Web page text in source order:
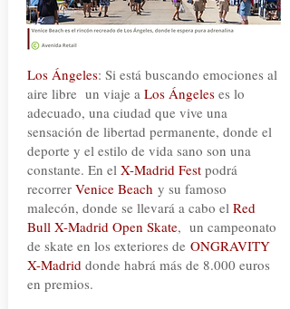
Los Ángeles: Si está buscando emociones al
aire libre un viaje a Los Ángeleses lo
adecuado, una ciudad que vive una
sensación de libertad permanente, donde el
deporte y el estilo de vida sano son una
constante. En el X-Madrid Festpodrá
recorrer Venice Beach y su famoso
malecón, donde se llevará a cabo el Red
Bull X-Madrid Open Skate, un campeonato
de skate en los exteriores de ONGRAVITY
X-Madrid donde habrá más de 8.000 euros
en premios.